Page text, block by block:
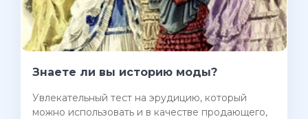
Знаете ли вы историю моды?
Увлекательный тест на эрудицию, который
можно использовать и в качестве продающего,